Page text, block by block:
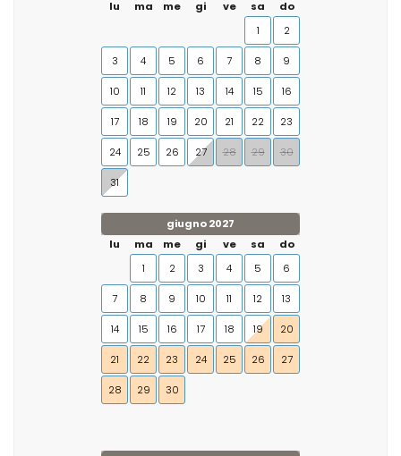
lu
ma me gi ve sa
do
1
2
3 4 5 6 7 8 9
10 11 12 13 14 15 16
17 18 19 20 21 22 23
24 25 26 27 28 29 30
31
giugno 2027
lu
ma me gi ve sa
do
1
2 3 4 5 6
7 8 9 10 11 12 13
14 15 16 17 18 19 20
21 22 23 24 25 26 27
28 29 30